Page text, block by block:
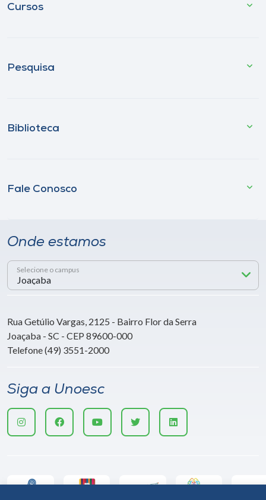
Cursos
Pesquisa
Biblioteca
Fale Conosco
Onde estamos
Selecione o campus
Rua Getúlio Vargas, 2125 - Bairro Flor da Serra
Joaçaba - SC - CEP 89600-000
Telefone (49) 3551-2000
Siga a Unoesc